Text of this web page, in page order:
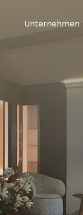
Unternehmen